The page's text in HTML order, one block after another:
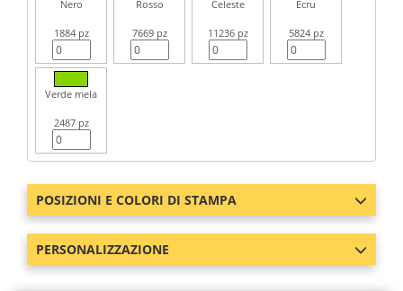
Nero
1884 pz
Rosso
7669 pz
Celeste
11236 pz
Ecru
5824 pz
Verde mela
2487 pz
POSIZIONI E COLORI DI STAMPA
PERSONALIZZAZIONE